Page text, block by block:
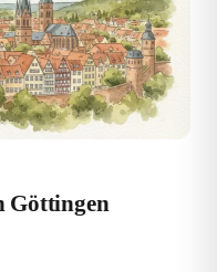
Göttingen